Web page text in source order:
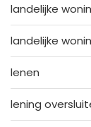
landelijke
landelijke
lenen
lening